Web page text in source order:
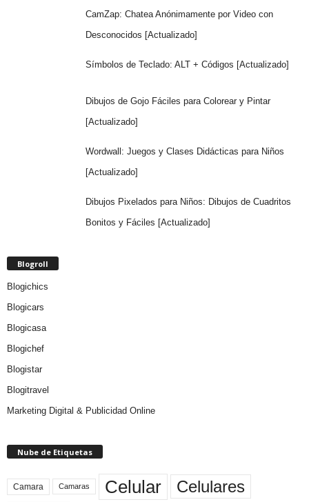
CamZap: Chatea Anónimamente por Video con
Desconocidos [Actualizado]
Símbolos de Teclado: ALT + Códigos [Actualizado]
Dibujos de Gojo Fáciles para Colorear y Pintar
[Actualizado]
Wordwall: Juegos y Clases Didácticas para Niños
[Actualizado]
Dibujos Pixelados para Niños: Dibujos de Cuadritos
Bonitos y Fáciles [Actualizado]
Blogroll
Blogichics
Blogicars
Blogicasa
Blogichef
Blogistar
Blogitravel
Marketing Digital & Publicidad Online
Nube de Etiquetas
Camara Camaras Celular Celulares